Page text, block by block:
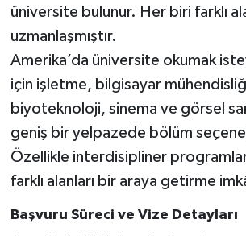
üniversite bulunur. Her biri farklı
uzmanlaşmıştır.
Amerika’da üniversite okumak
için işletme, bilgisayar
biyoteknoloji, sinema ve görsel
geniş bir yelpazede bölüm
Özellikle interdisipliner
farklı alanları bir araya getirme
Başvuru Süreci ve Vize Detayları